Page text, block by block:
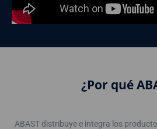
¿Por qué
ABAST distribuye e integra los